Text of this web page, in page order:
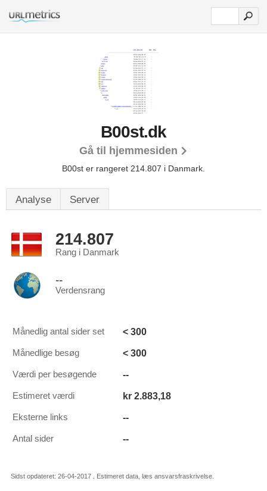
B00st.dk
Gå til hjemmesiden
B00st er rangeret 214.807 i Danmark.
Analyse Server
214.807
Rang i Danmark
--
Verdensrang
Månedlig antal sider set < 300
Månedlige besøg < 300
Værdi per besøgende --
Estimeret værdi kr 2.883,18
Eksterne links --
Antal sider --
Sidst opdateret: 26-04-2017 . Estimeret data, læs ansvarsfraskrivelse.